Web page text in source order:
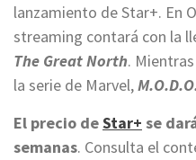
lanzamiento de Star+. En
streaming contará con la
The Great North.
la serie de Marvel,
El precio deStar+ se
semanas. Consulta el